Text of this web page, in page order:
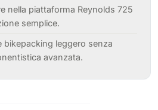
nella piattaforma Reynolds 725
semplice.
bikepacking leggero senza
avanzata.